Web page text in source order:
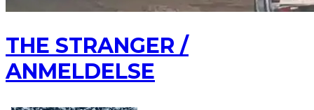
THE STRANGER /
ANMELDELSE